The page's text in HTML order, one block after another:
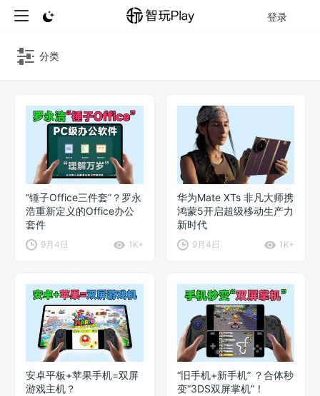
登录
分类
“锤子Office三件套”？罗永
浩重新定义的Office办公
套件
9月4日 1K+
华为Mate XTs 非凡大师携
鸿蒙5开启超级移动生产力
新时代
9月4日 1K+
安卓平板+苹果手机=双屏
游戏主机？
“旧手机+新手机” ？合体秒
变“3DS双屏掌机”！